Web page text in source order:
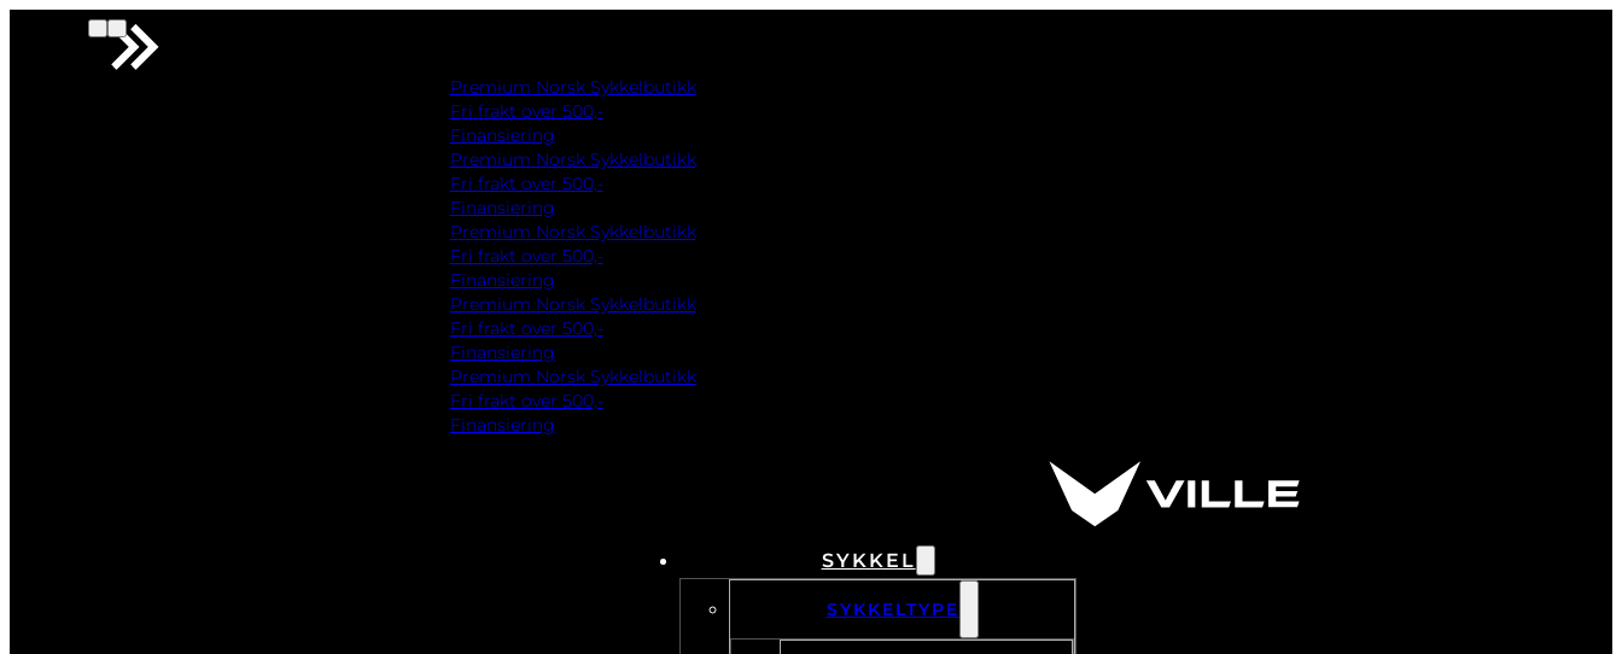
Premium Norsk Sykkelbutikk
Premium Norsk Sykkelbutikk
Premium Norsk Sykkelbutikk
Premium Norsk Sykkelbutikk
Premium Norsk Sykkelbutikk
SYKKEL
SYKKELTYPE